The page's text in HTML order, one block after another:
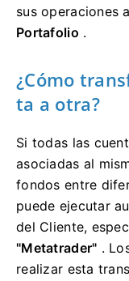
sus operaciones
Portafolio .
¿Cómo
ta a otra?
Si todas las
asociadas al
fondos entre
puede ejecutar
del Cliente,
"Metatrader" .
realizar esta